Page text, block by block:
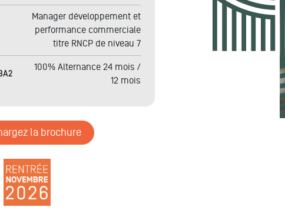
Manager développement et
performance commerciale
titre RNCP de niveau 7
100% Alternance 24 mois /
12 mois
la brochure